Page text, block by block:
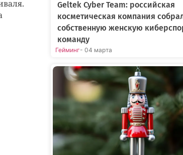
Geltek Cyber Team: российская
косметическая компания
собственную женскую
команду
Гейминг- 04 марта